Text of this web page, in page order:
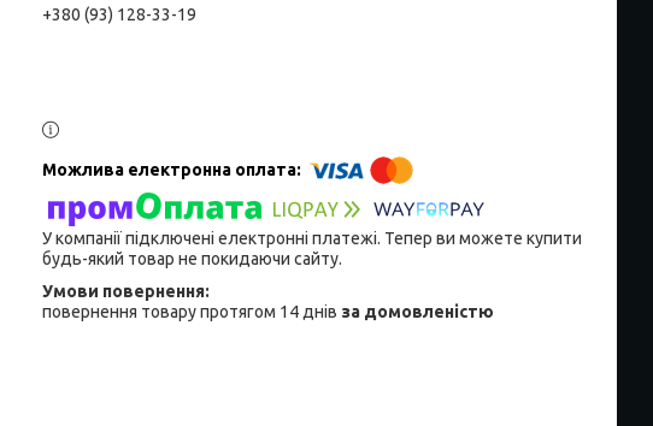
+380 (93) 128-33-19
У компанії підключені електронні платежі. Тепер ви можете купити
будь-який товар не покидаючи сайту.
повернення товару протягом 14 днів за домовленістю